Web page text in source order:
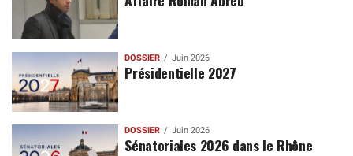
DOSSIER Juin 2026
Présidentielle 2027
DOSSIER Juin 2026
Sénatoriales 2026 dans le Rhône